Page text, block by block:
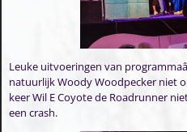
Leuke uitvoeringen van
natuurlijk Woody Woodpecker niet
keer Wil E Coyote de Roadrunner
een crash.